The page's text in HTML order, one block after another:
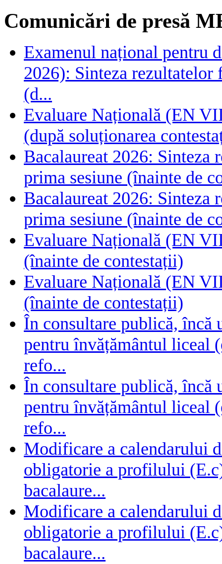
Comunicări de presă
Examenul național pentru
2026): Sinteza rezultatelor
(d...
Evaluare Națională (EN
(după soluționarea
Bacalaureat 2026:
prima sesiune (înainte de
Bacalaureat 2026:
prima sesiune (înainte de
Evaluare Națională (EN
(înainte de contestații)
Evaluare Națională (EN
(înainte de contestații)
În consultare publică, încă
pentru învățământul liceal
refo...
În consultare publică, încă
pentru învățământul liceal
refo...
Modificare a calendarului
obligatorie a profilului
bacalaure...
Modificare a calendarului
obligatorie a profilului
bacalaure...